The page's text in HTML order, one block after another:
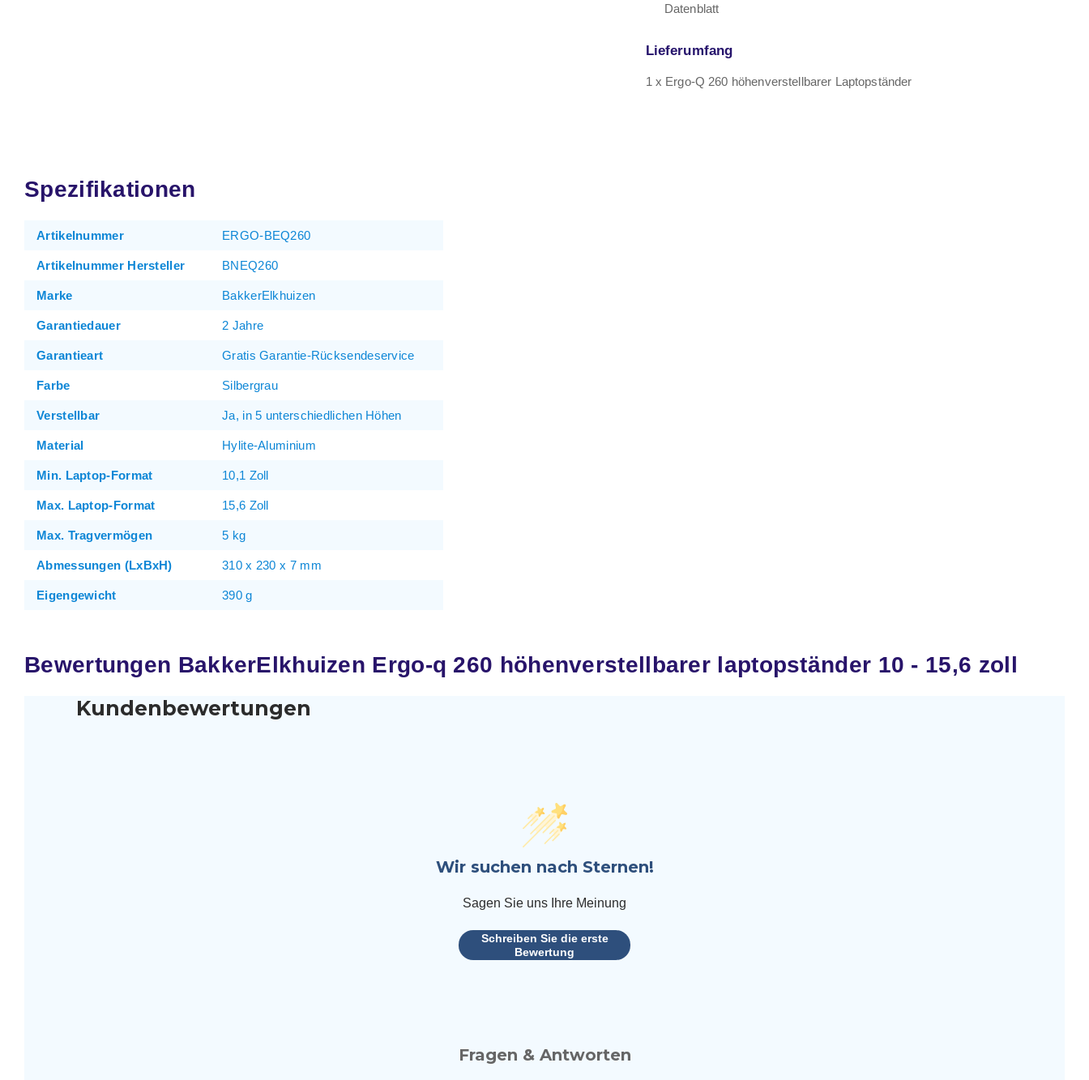
Datenblatt
Lieferumfang
1 x Ergo-Q 260 höhenverstellbarer Laptopständer
Spezifikationen
Artikelnummer ERGO-BEQ260
Artikelnummer Hersteller BNEQ260
Marke BakkerElkhuizen
Garantiedauer 2 Jahre
Garantieart Gratis Garantie-Rücksendeservice
Farbe Silbergrau
Verstellbar Ja, in 5 unterschiedlichen Höhen
Material Hylite-Aluminium
Min. Laptop-Format 10,1 Zoll
Max. Laptop-Format 15,6 Zoll
Max. Tragvermögen 5 kg
Abmessungen (LxBxH) 310 x 230 x 7 mm
Eigengewicht 390 g
Bewertungen BakkerElkhuizen Ergo-q 260 höhenverstellbarer laptopständer 10 - 15,6 zoll
Kundenbewertungen
Wir suchen nach Sternen!
Sagen Sie uns Ihre Meinung
Schreiben Sie die erste
Bewertung
Fragen & Antworten